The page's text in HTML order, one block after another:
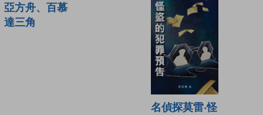
亞方舟、百慕
達三角
名偵探莫雷‧怪